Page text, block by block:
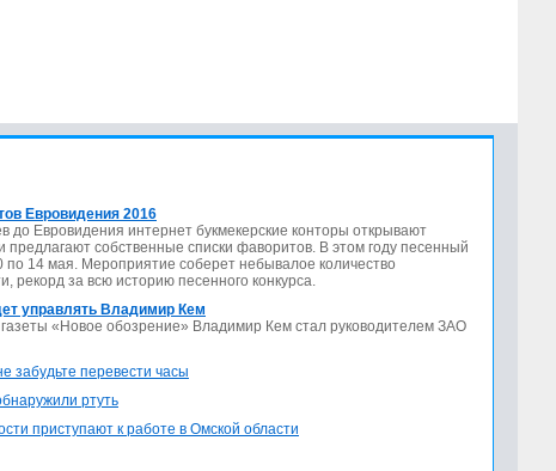
Евровидения 2016
до Евровидения интернет букмекерские конторы открывают
предлагают собственные списки фаворитов. В этом году песенный
по 14 мая. Мероприятие соберет небывалое количество
рекорд за всю историю песенного конкурса.
управлять Владимир Кем
«Новое обозрение» Владимир Кем стал руководителем ЗАО
забудьте перевести часы
ртуть
приступают к работе в Омской области